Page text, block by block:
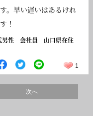
。早い遅いはあるけれ
！
男性 会社員 山口県在住
1
次へ